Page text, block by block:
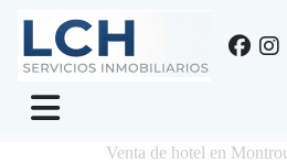
Venta de hotel en